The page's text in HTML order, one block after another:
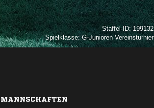
Staffel-ID: 199132
Spielklasse: G-Junioren Vereinsturnier
MANNSCHAFTEN